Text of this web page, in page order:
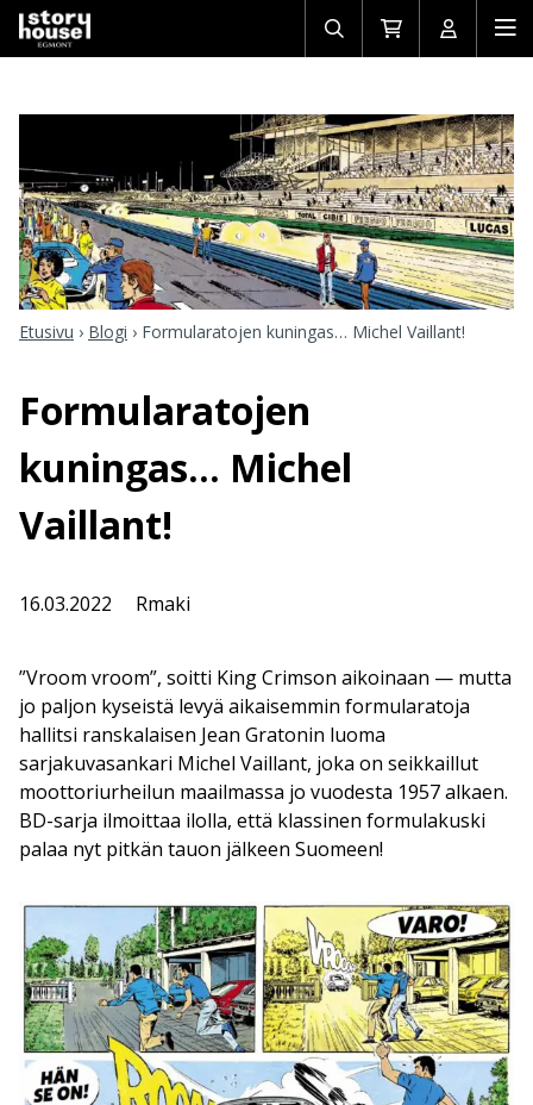
Avaa/sulje
haku
Siirry
ostoskoriin
Avaa/
Etusivu › Blogi › Formularatojen kuningas… Michel Vaillant!
Formularatojen
kuningas… Michel
Vaillant!
16.03.2022 Rmaki
”Vroom vroom”, soitti King Crimson aikoinaan — mutta
jo paljon kyseistä levyä aikaisemmin formularatoja
hallitsi ranskalaisen Jean Gratonin luoma
sarjakuvasankari Michel Vaillant, joka on seikkaillut
moottoriurheilun maailmassa jo vuodesta 1957 alkaen.
BD-sarja ilmoittaa ilolla, että klassinen formulakuski
palaa nyt pitkän tauon jälkeen Suomeen!